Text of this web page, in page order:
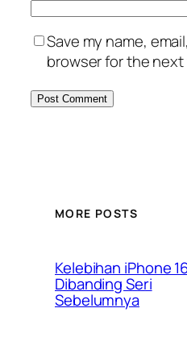
Save my name,
browser for the next
MORE POSTS
Kelebihan iPhone
Dibanding Seri
Sebelumnya